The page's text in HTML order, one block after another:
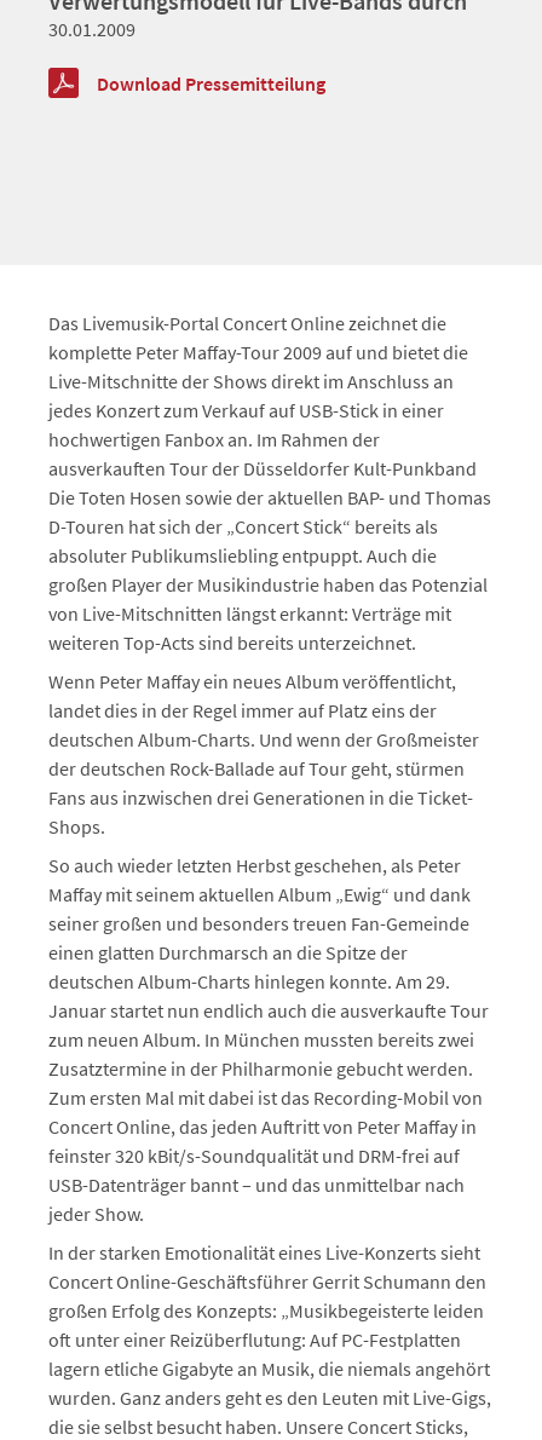
30.01.2009
Download Pressemitteilung
Das Livemusik-Portal Concert Online zeichnet die
komplette Peter Maffay-Tour 2009 auf und bietet die
Live-Mitschnitte der Shows direkt im Anschluss an
jedes Konzert zum Verkauf auf USB-Stick in einer
hochwertigen Fanbox an. Im Rahmen der
ausverkauften Tour der Düsseldorfer Kult-Punkband
Die Toten Hosen sowie der aktuellen BAP- und Thomas
D-Touren hat sich der „Concert Stick“ bereits als
absoluter Publikumsliebling entpuppt. Auch die
großen Player der Musikindustrie haben das Potenzial
von Live-Mitschnitten längst erkannt: Verträge mit
weiteren Top-Acts sind bereits unterzeichnet.
Wenn Peter Maffay ein neues Album veröffentlicht,
landet dies in der Regel immer auf Platz eins der
deutschen Album-Charts. Und wenn der Großmeister
der deutschen Rock-Ballade auf Tour geht, stürmen
Fans aus inzwischen drei Generationen in die Ticket-
Shops.
So auch wieder letzten Herbst geschehen, als Peter
Maffay mit seinem aktuellen Album „Ewig“ und dank
seiner großen und besonders treuen Fan-Gemeinde
einen glatten Durchmarsch an die Spitze der
deutschen Album-Charts hinlegen konnte. Am 29.
Januar startet nun endlich auch die ausverkaufte Tour
zum neuen Album. In München mussten bereits zwei
Zusatztermine in der Philharmonie gebucht werden.
Zum ersten Mal mit dabei ist das Recording-Mobil von
Concert Online, das jeden Auftritt von Peter Maffay in
feinster 320 kBit/s-Soundqualität und DRM-frei auf
USB-Datenträger bannt – und das unmittelbar nach
jeder Show.
In der starken Emotionalität eines Live-Konzerts sieht
Concert Online-Geschäftsführer Gerrit Schumann den
großen Erfolg des Konzepts: „Musikbegeisterte leiden
oft unter einer Reizüberflutung: Auf PC-Festplatten
lagern etliche Gigabyte an Musik, die niemals angehört
wurden. Ganz anders geht es den Leuten mit Live-Gigs,
die sie selbst besucht haben. Unsere Concert Sticks,